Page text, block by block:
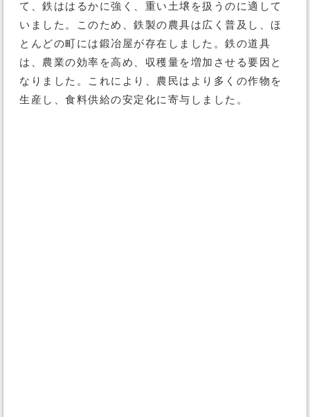
て、鉄ははるかに強く、重い土壌を扱うのに適して
いました。このため、鉄製の農具は広く普及し、ほ
とんどの町には鍛冶屋が存在しました。鉄の道具
は、農業の効率を高め、収穫量を増加させる要因と
なりました。これにより、農民はより多くの作物を
生産し、食料供給の安定化に寄与しました。